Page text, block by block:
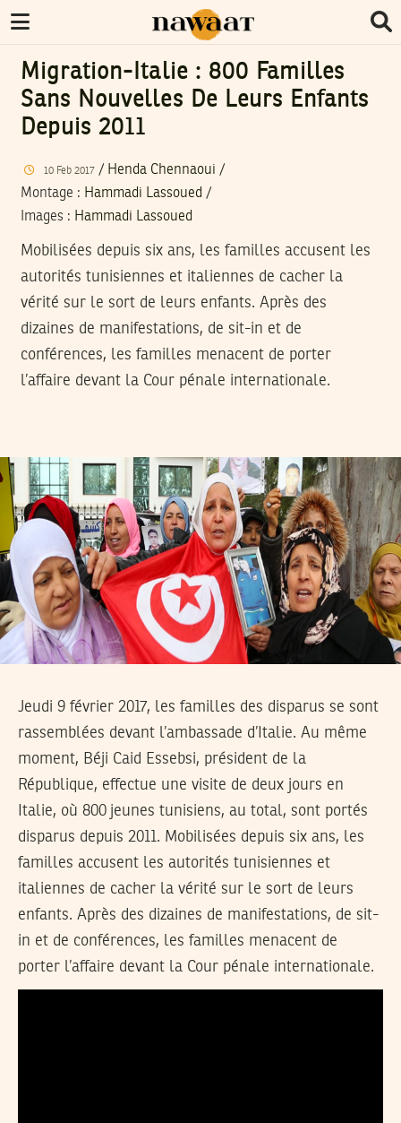
Migration-Italie : 800 Familles
Sans Nouvelles De Leurs Enfants
Depuis 2011
10 Feb 2017/ Henda Chennaoui /
Montage : Hammadi Lassoued /
Images : Hammadi Lassoued
Mobilisées depuis six ans, les familles accusent les
autorités tunisiennes et italiennes de cacher la
vérité sur le sort de leurs enfants. Après des
dizaines de manifestations, de sit-in et de
conférences, les familles menacent de porter
l’affaire devant la Cour pénale internationale.
Jeudi 9 février 2017, les familles des disparus se sont
rassemblées devant l’ambassade d’Italie. Au même
moment, Béji Caid Essebsi, président de la
République, effectue une visite de deux jours en
Italie, où 800 jeunes tunisiens, au total, sont portés
disparus depuis 2011. Mobilisées depuis six ans, les
familles accusent les autorités tunisiennes et
italiennes de cacher la vérité sur le sort de leurs
enfants. Après des dizaines de manifestations, de sit-
in et de conférences, les familles menacent de
porter l’affaire devant la Cour pénale internationale.